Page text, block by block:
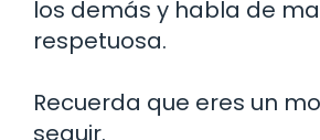
los demás y habla de
respetuosa.
Recuerda que eres un
seguir.